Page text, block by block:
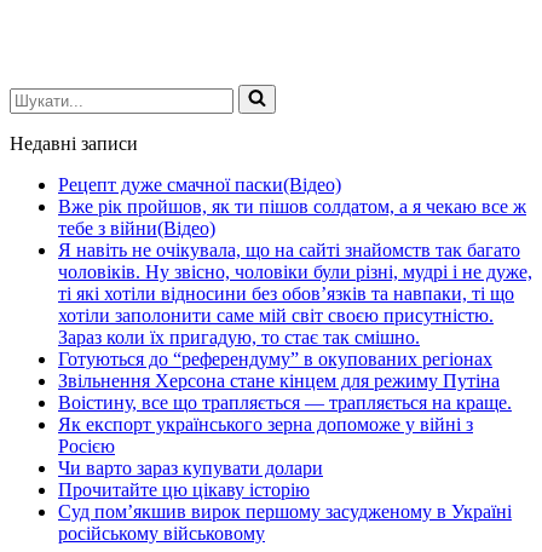
Шукати...
Недавні записи
Рецепт дуже смачної паски(Відео)
Вже рік пройшов, як ти пішов солдатом, а я чекаю все ж
тебе з війни(Відео)
Я навіть не очікувала, що на сайті знайомств так багато
чоловіків. Ну звісно, чоловіки були різні, мудрі і не дуже,
ті які хотіли відносини без обов’язків та навпаки, ті що
хотіли заполонити саме мій світ своєю присутністю.
Зараз коли їх пригадую, то стає так смішно.
Готуються до “референдуму” в окупованих регіонах
Звільнення Херсона стане кінцем для режиму Путіна
Воістину, все що трапляється — трапляється на краще.
Як експорт українського зерна допоможе у війні з
Росією
Чи варто зараз купувати долари
Прочитайте цю цікаву історію
Суд пом’якшив вирок першому засудженому в Україні
російському військовому